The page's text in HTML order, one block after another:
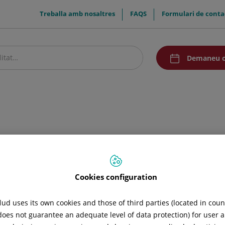
menuTop
Treballa amb nosaltres FAQS Formulari de
menuAcceso
Demaneu
Cookies configuration
uses its own cookies and those of third parties (located in
not guarantee an adequate level of data protection) for user